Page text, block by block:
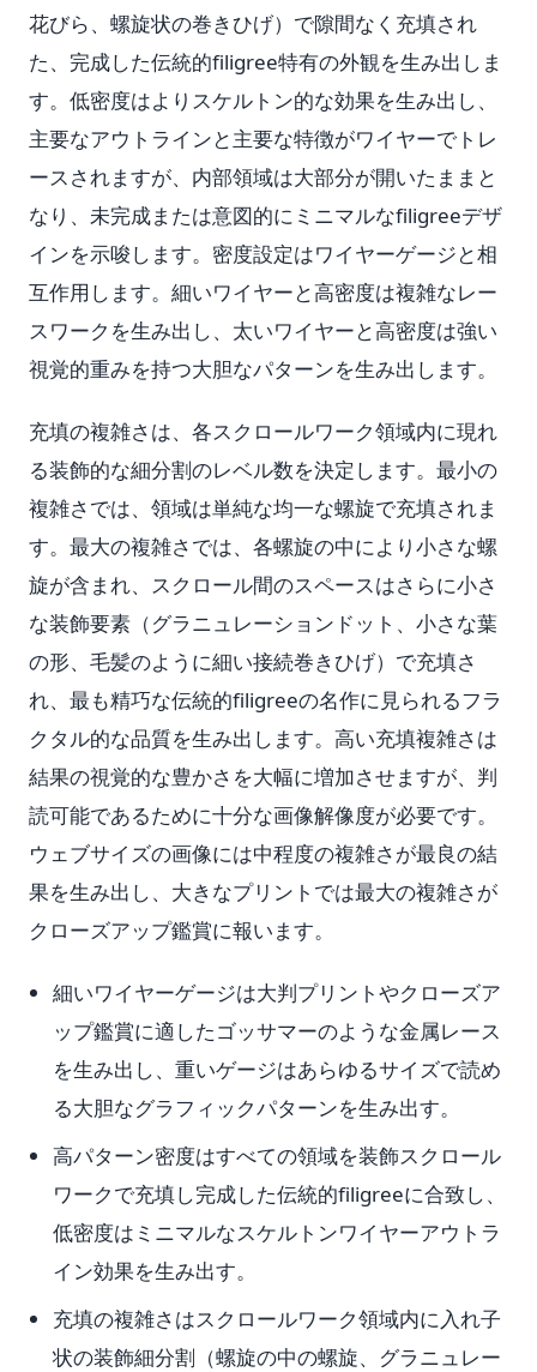
花びら、螺旋状の巻きひげ）で隙間なく充填され
た、完成した伝統的filigree特有の外観を生み出しま
す。低密度はよりスケルトン的な効果を生み出し、
主要なアウトラインと主要な特徴がワイヤーでトレ
ースされますが、内部領域は大部分が開いたままと
なり、未完成または意図的にミニマルなfiligreeデザ
インを示唆します。密度設定はワイヤーゲージと相
互作用します。細いワイヤーと高密度は複雑なレー
スワークを生み出し、太いワイヤーと高密度は強い
視覚的重みを持つ大胆なパターンを生み出します。
充填の複雑さは、各スクロールワーク領域内に現れ
る装飾的な細分割のレベル数を決定します。最小の
複雑さでは、領域は単純な均一な螺旋で充填されま
す。最大の複雑さでは、各螺旋の中により小さな螺
旋が含まれ、スクロール間のスペースはさらに小さ
な装飾要素（グラニュレーションドット、小さな葉
の形、毛髪のように細い接続巻きひげ）で充填さ
れ、最も精巧な伝統的filigreeの名作に見られるフラ
クタル的な品質を生み出します。高い充填複雑さは
結果の視覚的な豊かさを大幅に増加させますが、判
読可能であるために十分な画像解像度が必要です。
ウェブサイズの画像には中程度の複雑さが最良の結
果を生み出し、大きなプリントでは最大の複雑さが
クローズアップ鑑賞に報います。
細いワイヤーゲージは大判プリントやクローズア
ップ鑑賞に適したゴッサマーのような金属レース
を生み出し、重いゲージはあらゆるサイズで読め
る大胆なグラフィックパターンを生み出す。
高パターン密度はすべての領域を装飾スクロール
ワークで充填し完成した伝統的filigreeに合致し、
低密度はミニマルなスケルトンワイヤーアウトラ
イン効果を生み出す。
充填の複雑さはスクロールワーク領域内に入れ子
状の装飾細分割（螺旋の中の螺旋、グラニュレー